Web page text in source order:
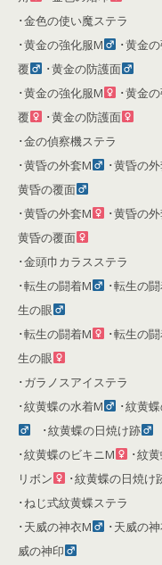
･金色の使い魔ステラ
･黄金の強化服M
･黄金
覆
･黄金の防護面
･黄金の強化服M
･黄金
覆
･黄金の防護面
･金の偵察機ステラ
･黄昏の外套M
･黄昏の
黄昏の覆面
･黄昏の外套M
･黄昏の
黄昏の覆面
･金頭巾カラスステラ
･転生の闘着M
･転生の
生の眼
･転生の闘着M
･転生の
生の眼
･ガラノスアイステラ
･紋黄蝶の水着M
･紋黄
･紋黄蝶の日焼け跡
･紋黄蝶のビキニM
･紋
リボン
･紋黄蝶の日焼け
･ねじ式紋黄蝶ステラ
･天威の神衣M
･天威の
威の神印